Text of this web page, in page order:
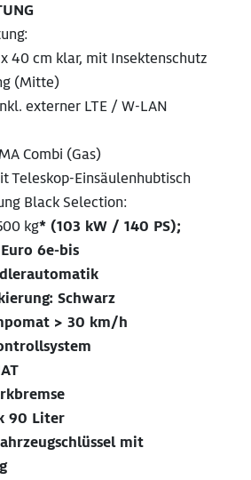
40 cm klar, mit Insektenschutz
(Mitte)
externer LTE / W-LAN
Combi (Gas)
Teleskop-Einsäulenhubtisch
Black Selection:
kg* (103 kW / 140 PS);
6e-bis
Schwarz
> 30 km/h
90 Liter
mit